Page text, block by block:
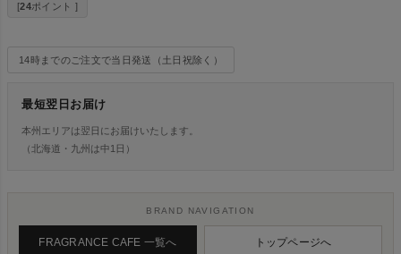
[24ポイント ]
14時までのご注文で当日発送（土日祝除く）
最短翌日お届け
本州エリアは翌日にお届けいたします。
（北海道・九州は中1日）
BRAND NAVIGATION
FRAGRANCE CAFE 一覧へ トップページへ